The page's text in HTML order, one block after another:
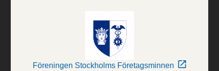
Föreningen Stockholms Företagsminnen